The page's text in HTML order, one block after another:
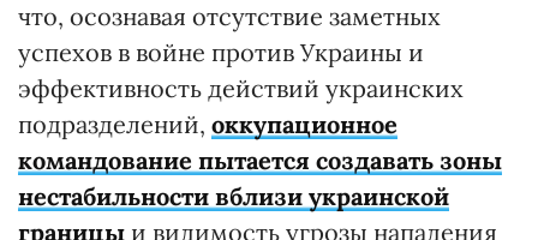
что, осознавая отсутствие заметных
успехов в войне против Украины и
эффективность действий украинских
подразделений, оккупационное
командование пытается создавать зоны
нестабильности вблизи украинской
границы и видимость угрозы нападения